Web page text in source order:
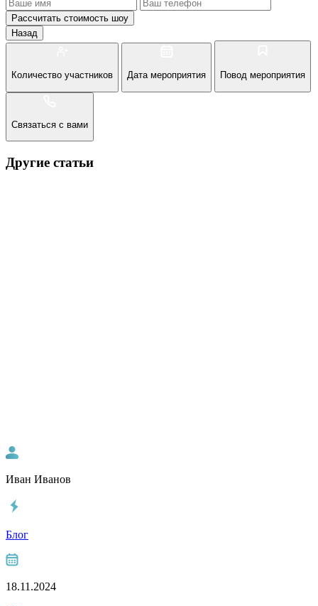
Рассчитать стоимость шоу
Назад
Количество участников Дата мероприятия Повод мероприятия
Связаться с вами
Другие статьи
Иван Иванов
Блог
18.11.2024